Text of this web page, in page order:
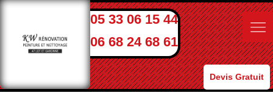
05 33 06 15 44
06 68 24 68 61
Devis Gratuit